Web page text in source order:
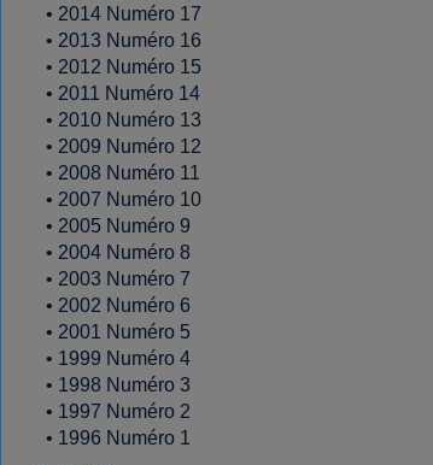
• 2014 Numéro 17
• 2013 Numéro 16
• 2012 Numéro 15
• 2011 Numéro 14
• 2010 Numéro 13
• 2009 Numéro 12
• 2008 Numéro 11
• 2007 Numéro 10
• 2005 Numéro 9
• 2004 Numéro 8
• 2003 Numéro 7
• 2002 Numéro 6
• 2001 Numéro 5
• 1999 Numéro 4
• 1998 Numéro 3
• 1997 Numéro 2
• 1996 Numéro 1